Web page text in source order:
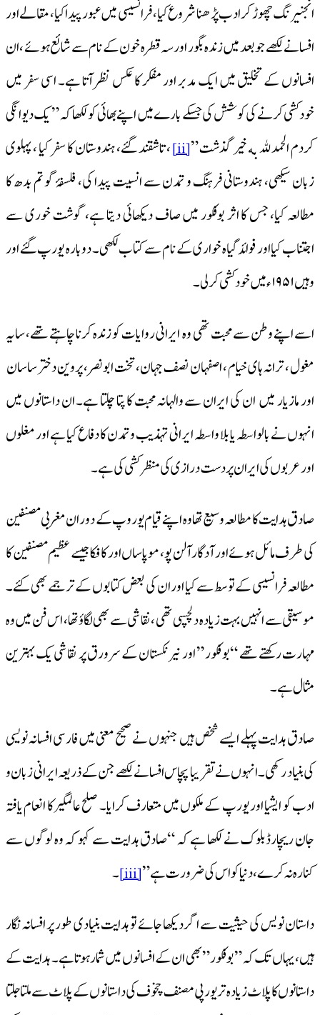
انجنیرنگ چھوڑ کر ادب پڑھنا شروع کیا، فرانسیسی میں عبور پیدا کیا، مقالے اور
افسانے لکھے جو بعد میں زندہ بگور اور سہ قطرہ خون کے نام سے شائع ہوئے ، ان
افسانوں کے تخلیق میں ایک مدبر اور مفکر کا عکس نظر آتا ہے۔ اسی سفر میں
خودکشی کرنے کی کوشش کی جسکے بارے میں اپنے بھائی کو لکھا کہ ” یک دیوانگی
کردم الحمدلله به خیر گذشت”[ii]
، تاشقند گئے، ہندوستان کا سفر کیا ، پہلوی
زبان سیکھی، ہندوستانی فرہنگ و تمدن سے انسیت پیدا کی، فلسفۂ گو تم بدھ کا
مطالعہ کیا، جس کا اثر بوفکور میں صاف دیکھائی دیتا ہے، گوشت خوری سے
اجتناب کیا اور فوائد گیاہ خواری کے نام سے کتاب لکھی۔ دوبارہ یورپ گئے اور
وہیں ۱۹۵۱ء میں خودکشی کرلی۔
اسے اپنے وطن سے محبت تھی وہ ایرانی روایات کو زندہ کرنا چاہتے تھے، سایہ
مغول ، ترانہ ہای خیام ، اصفہان نصف جہان، تخت ابونصر، پروین دختر ساسان
اور مازیار میں ان کی ایران سے والہانہ محبت کا پتا چلتا ہے۔ ان داستانوں میں
انہوں نے بالواسطہ یا بلا واسطہ ایرانی تہذیب و تمدن کا دفاع کیا ہے اور مغلوں
اور عربوں کی ایران پر دست درازی کی منظر کشی کی ہے۔
صادق ہدایت کا مطالعہ وسیع تھا وہ اپنے قیام یوروپ کے دوران مغربی مصنفین
کی طرف مائل ہوئے اور آدگار آلن پو، موپاساں اور کافکا جیسے عظیم مصنفین کا
مطالعہ فرانسیسی کے توسط سے کیا اور ان کی بعض کتابوں کے ترجمے بھی کئے۔
موسیقی سے انہیں بہت زیادہ دلچسپی تھی ، نقاشی سے بھی لگاؤ تھا، اس فن میں وہ
مہارت رکھتے تھے “بو فکور ” اور نیر نکستان کے سرورق پر نقاشی یک بہترین
مثال ہے۔
صادق ہدایت پہلے ایسے شخص ہیں جنہوں نے صحیح معنی میں فارسی افسانہ نویسی
کی بنیاد رکھی۔ انہوں نے تقریبا پچاس افسانے لکھے جن کے ذریعہ ایرانی زبان و
ادب کو ایشیا اور یورپ کے ملکوں میں متعارف کرایا۔ صلح عالمگیر کا انعام یافتہ
جان ریچارڈبلوک نے لکھا ہے کہ “صادق ہدایت سے کہو کہ وہ لوگوں سے
کنارہ نہ کرے ، دنیا کو اس کی ضرورت ہے”[iii] ۔
داستان نویس کی حیثیت سے اگر دیکھا جائے تو ہدایت بنیادی طور پر افسانہ نگار
ہیں، یہاں تک کہ”بوفکور ” بھی ان کے افسانوں میں شمار ہوتا ہے۔ ہدایت کے
داستانوں کا پلاٹ زیادہ تر یورپی مصنف چخوف کی داستانوں کے پلاٹ سے ملتا جلتا